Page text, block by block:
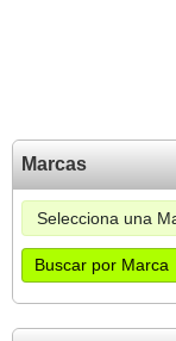
Marcas